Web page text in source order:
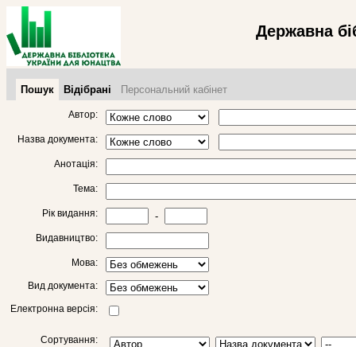
Державна
Пошук Відібрані Персональний кабінет
Автор:
Назва документа:
Анотація:
Тема:
Рік видання: -
Видавництво:
Мова:
Вид документа:
Електронна версія:
Сортування: